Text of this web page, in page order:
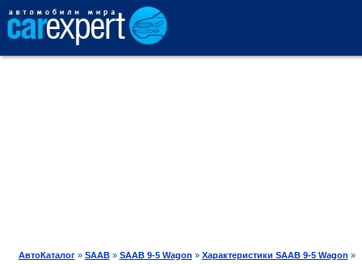
ТЕСТ-ДРАЙВ
АвтоКаталог» SAAB» SAAB 9-5 Wagon » Характеристики SAAB 9-5 Wagon »